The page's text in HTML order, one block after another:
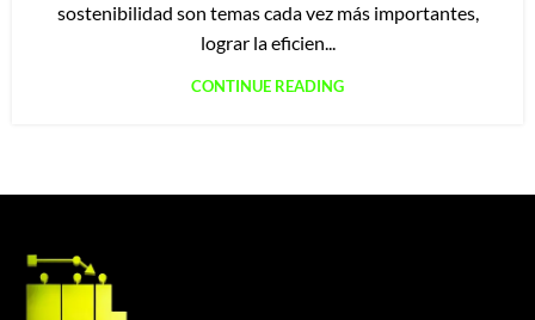
sostenibilidad son temas cada vez más importantes,
lograr la eficien...
CONTINUE READING